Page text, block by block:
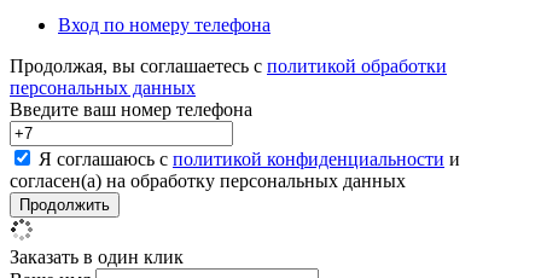
Вход по номеру телефона
Продолжая, вы соглашаетесь с политикой обработки
персональных данных
Введите ваш номер телефона
Я соглашаюсь с политикой конфиденциальности и
согласен(а) на обработку персональных данных
Заказать в один клик